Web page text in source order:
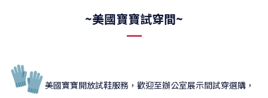
~美國寶寶試穿間~
🧤美國寶寶開放試鞋服務，歡迎至辦公室展示間試穿選購，